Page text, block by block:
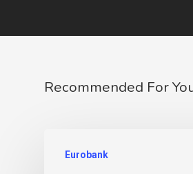
Recommended For
Eurobank